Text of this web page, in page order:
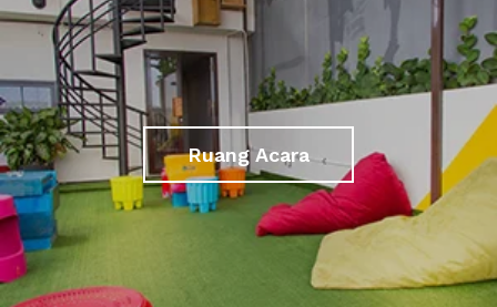
Ruang Acara